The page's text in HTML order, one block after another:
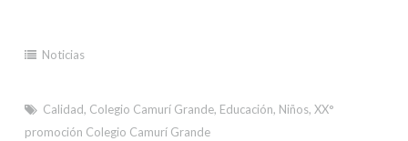
Noticias
Calidad, Colegio Camurí Grande, Educación, Niños,XX°
promoción Colegio Camurí Grande